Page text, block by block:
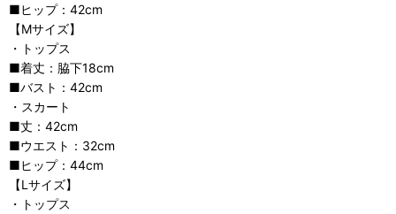
■ヒップ：42cm
【Mサイズ】
・トップス
■着丈：脇下18cm
■バスト：42cm
・スカート
■丈：42cm
■ウエスト：32cm
■ヒップ：44cm
【Lサイズ】
・トップス